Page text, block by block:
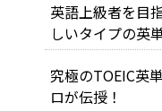
英語上級者を目
しいタイプの英
究極のTOEIC英
ロが伝授！